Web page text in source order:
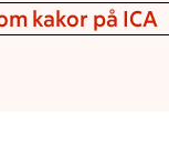
perfekta valet.
i
hyllinge-1003937
kakor på ICA